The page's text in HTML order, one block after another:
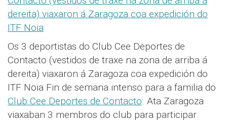
Os 3 deportistas do Club Cee Deportes de
Contacto (vestidos de traxe na zona de arriba á
dereita) viaxaron á Zaragoza coa expedición do
ITF Noia Fin de semana intenso para a familia do
Club Cee Deportes de Contacto. Ata Zaragoza
viaxaban 3 membros do club para participar